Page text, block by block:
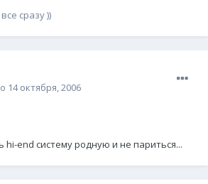
сразу ))
14 октября, 2006
hi-end систему родную и не париться...